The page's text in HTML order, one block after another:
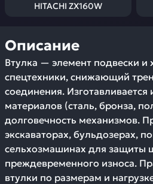
HITACHI ZX160W
Описание
Втулка — элемент подвески и
спецтехники, снижающий
соединения. Изготавливается
материалов (сталь, бронза,
долговечность механизмов.
экскаваторах, бульдозерах,
сельхозмашинах для защиты
преждевременного износа.
втулки по размерам и